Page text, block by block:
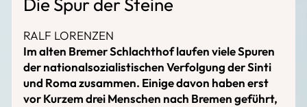
RALF LORENZEN
Im alten Bremer Schlachthof laufen viele Spuren
der nationalsozialistischen Verfolgung der Sinti
und Roma zusammen. Einige davon haben erst
vor Kurzem drei Menschen nach Bremen geführt,